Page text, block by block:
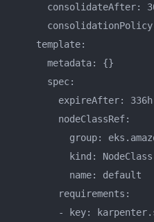
consolidateAfter:
    template:
      metadata: {}
      spec:
        expireAfter: 336h
        nodeClassRef:
group:
          kind: NodeClass
          name: default
        requirements:
- key: